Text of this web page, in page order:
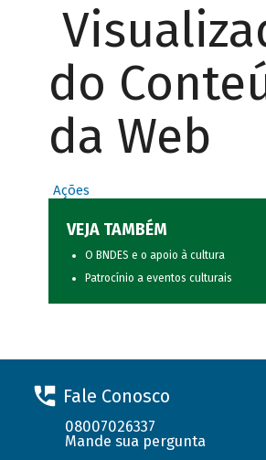
do
da Web
Ações
VEJA TAMBÉM
O BNDES e o apoio à cultura
Patrocínio a eventos culturais
Fale Conosco
08007026337
Mande sua pergunta